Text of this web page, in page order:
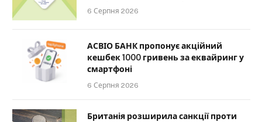
6 Серпня 2026
АСВІО БАНК пропонує акційний
кешбек 1000 гривень за еквайринг у
смартфоні
6 Серпня 2026
Британія розширила санкції проти